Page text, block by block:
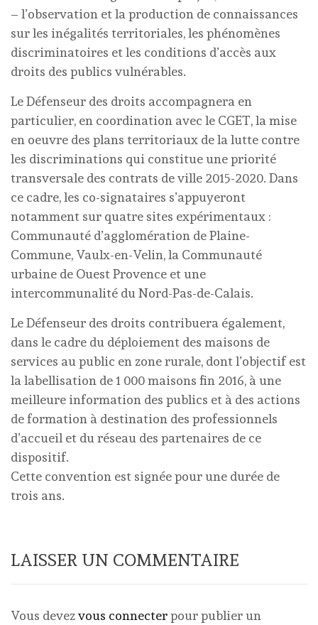
– l’observation et la production de connaissances
sur les inégalités territoriales, les phénomènes
discriminatoires et les conditions d’accès aux
droits des publics vulnérables.
Le Défenseur des droits accompagnera en
particulier, en coordination avec le CGET, la mise
en oeuvre des plans territoriaux de la lutte contre
les discriminations qui constitue une priorité
transversale des contrats de ville 2015-2020. Dans
ce cadre, les co-signataires s’appuyeront
notamment sur quatre sites expérimentaux :
Communauté d’agglomération de Plaine-
Commune, Vaulx-en-Velin, la Communauté
urbaine de Ouest Provence et une
intercommunalité du Nord-Pas-de-Calais.
Le Défenseur des droits contribuera également,
dans le cadre du déploiement des maisons de
services au public en zone rurale, dont l’objectif est
la labellisation de 1 000 maisons fin 2016, à une
meilleure information des publics et à des actions
de formation à destination des professionnels
d’accueil et du réseau des partenaires de ce
dispositif.
Cette convention est signée pour une durée de
trois ans.
LAISSER UN COMMENTAIRE
Vous devezvous connecterpour publier un